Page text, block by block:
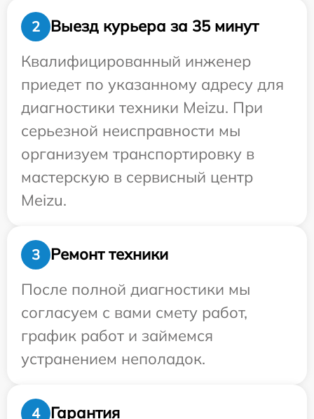
2
Выезд курьера за 35 минут
Квалифицированный инженер
приедет по указанному адресу для
диагностики техники Meizu. При
серьезной неисправности мы
организуем транспортировку в
мастерскую в сервисный центр
Meizu.
3
Ремонт техники
После полной диагностики мы
согласуем с вами смету работ,
график работ и займемся
устранением неполадок.
4 Гарантия